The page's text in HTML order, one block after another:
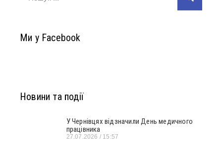
Ми у Facebook
Новини та події
У Чернівцях відзначили День медичного
працівника
27.07.2026 15:57